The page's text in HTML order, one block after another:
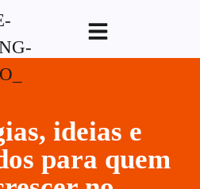
17954400846.
ideias e
para quem